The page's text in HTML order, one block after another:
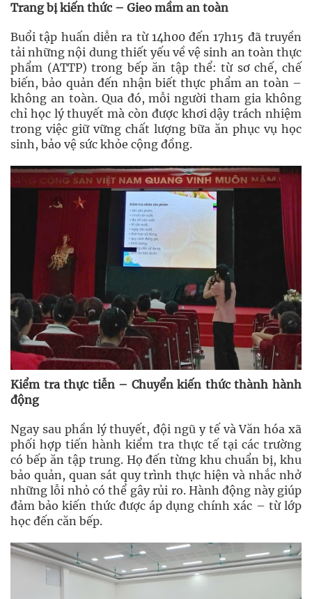
Trang bị kiến thức – Gieo mầm an toàn
Buổi tập huấn diễn ra từ 14h00 đến 17h15 đã truyền
tải những nội dung thiết yếu về vệ sinh an toàn thực
phẩm (ATTP) trong bếp ăn tập thể: từ sơ chế, chế
biến, bảo quản đến nhận biết thực phẩm an toàn –
không an toàn. Qua đó, mỗi người tham gia không
chỉ học lý thuyết mà còn được khơi dậy trách nhiệm
trong việc giữ vững chất lượng bữa ăn phục vụ học
sinh, bảo vệ sức khỏe cộng đồng.
Kiểm tra thực tiễn – Chuyển kiến thức thành hành
động
Ngay sau phần lý thuyết, đội ngũ y tế và Văn hóa xã
phối hợp tiến hành kiểm tra thực tế tại các trường
có bếp ăn tập trung. Họ đến từng khu chuẩn bị, khu
bảo quản, quan sát quy trình thực hiện và nhắc nhở
những lỗi nhỏ có thể gây rủi ro. Hành động này giúp
đảm bảo kiến thức được áp dụng chính xác – từ lớp
học đến căn bếp.